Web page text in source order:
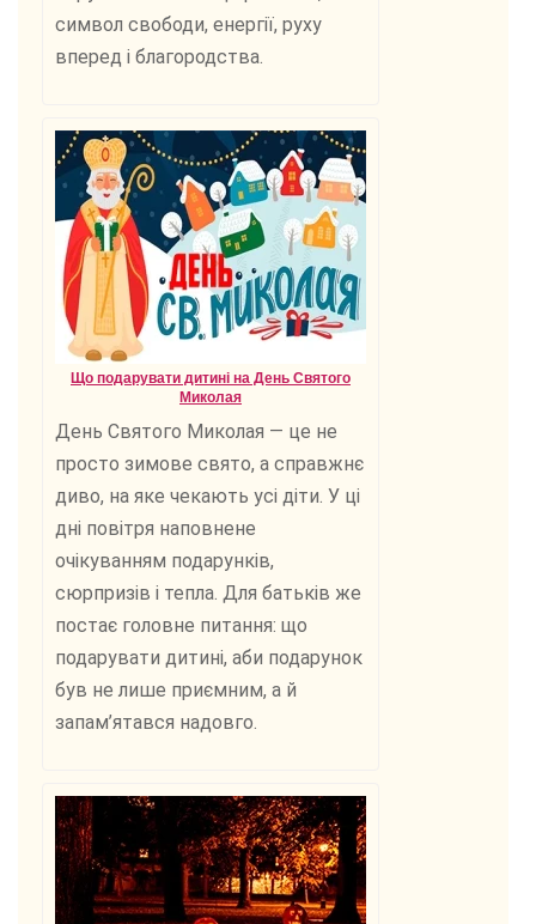
символ свободи, енергії, руху
вперед і благородства.
Що подарувати дитині на День Святого
Миколая
День Святого Миколая — це не
просто зимове свято, а справжнє
диво, на яке чекають усі діти. У ці
дні повітря наповнене
очікуванням подарунків,
сюрпризів і тепла. Для батьків же
постає головне питання: що
подарувати дитині, аби подарунок
був не лише приємним, а й
запам’ятався надовго.